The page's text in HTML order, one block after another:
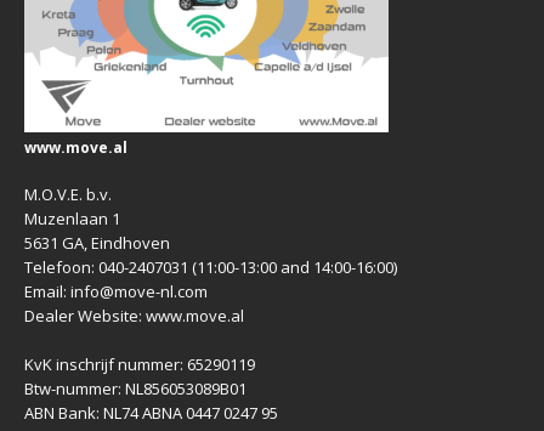
www.move.al
M.O.V.E. b.v.
Muzenlaan 1
5631 GA, Eindhoven
Telefoon: 040-2407031 (11:00-13:00 and 14:00-16:00)
Email: info@move-nl.com
Dealer Website: www.move.al
KvK inschrijf nummer: 65290119
Btw-nummer: NL856053089B01
ABN Bank: NL74 ABNA 0447 0247 95